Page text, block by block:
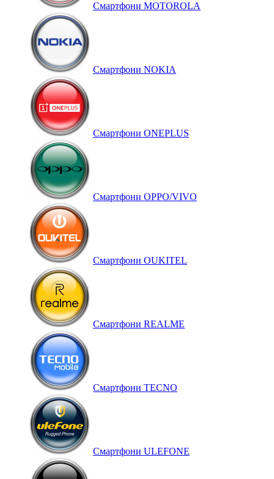
Смартфони MOTOROLA
Смартфони NOKIA
Смартфони ONEPLUS
Смартфони OPPO/VIVO
Смартфони OUKITEL
Смартфони REALME
Смартфони TECNO
Смартфони ULEFONE